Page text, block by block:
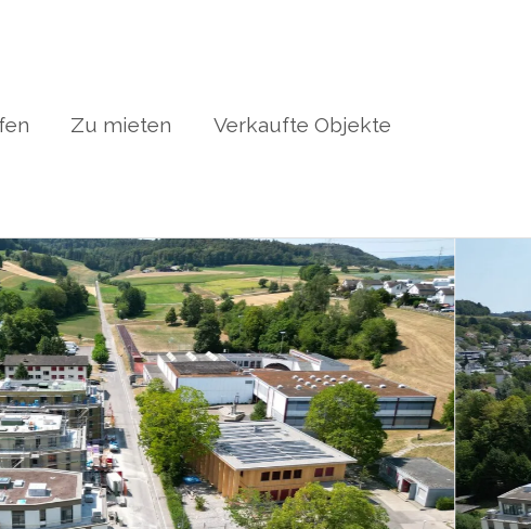
Zu mieten Verkaufte Objekte